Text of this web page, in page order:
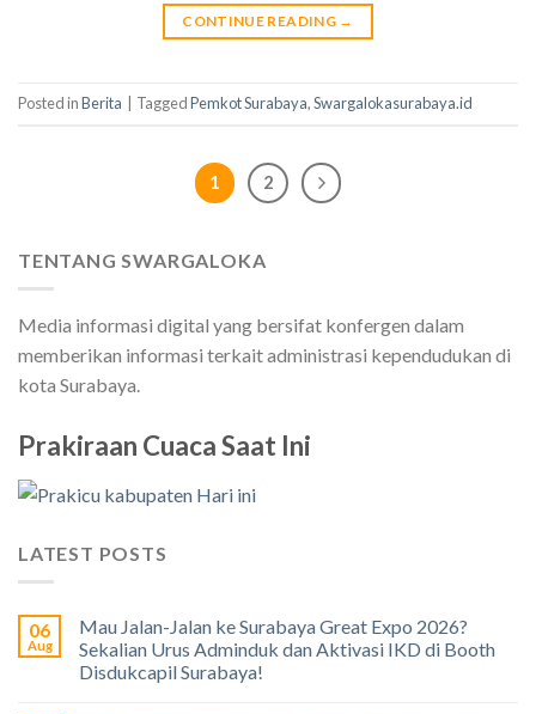
CONTINUE READING →
Posted inBerita TaggedPemkot Surabaya,Swargalokasurabaya.id
1 2
TENTANG SWARGALOKA
Media informasi digital yang bersifat konfergen dalam
memberikan informasi terkait administrasi kependudukan di
kota Surabaya.
Prakiraan Cuaca Saat Ini
LATEST POSTS
06
Aug
Mau Jalan-Jalan ke Surabaya Great Expo 2026?
Sekalian Urus Adminduk dan Aktivasi IKD di Booth
Disdukcapil Surabaya!